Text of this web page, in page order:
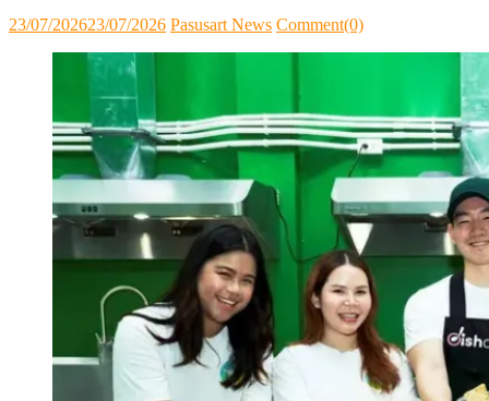
Posted
23/07/202623/07/2026 Author
Pasusart News Comment(0)